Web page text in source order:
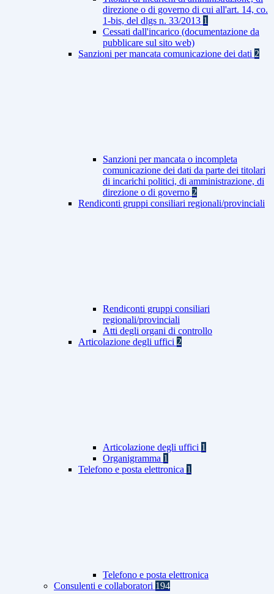
direzione o di governo di cui all'art. 14, co.
1-bis, del dlgs n. 33/2013 1
Cessati dall'incarico (documentazione da
pubblicare sul sito web)
Sanzioni per mancata comunicazione dei dati 2
Sanzioni per mancata o incompleta
comunicazione dei dati da parte dei titolari
di incarichi politici, di amministrazione, di
direzione o di governo 2
Rendiconti gruppi consiliari regionali/provinciali
Rendiconti gruppi consiliari
regionali/provinciali
Atti degli organi di controllo
Articolazione degli uffici 2
Articolazione degli uffici 1
Organigramma 1
Telefono e posta elettronica 1
Telefono e posta elettronica
Consulenti e collaboratori 194